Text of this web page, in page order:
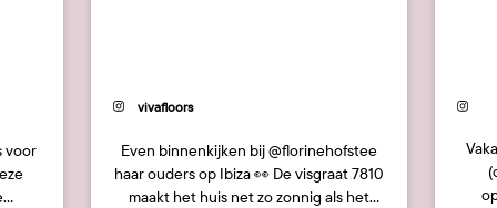
voor
Bericht
door
vivafloors
Even binnenkijken bij @florinehofstee
haar ouders op Ibiza 👀 De visgraat 7810
maakt het huis net zo zonnig als het
Vakantie! Na